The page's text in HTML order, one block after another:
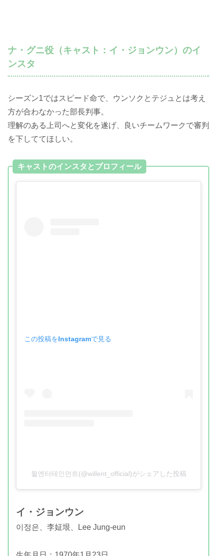
ナ・グニ役（キャスト：イ・ジョンウン）のイ
ンスタ
シーズン1ではスピード命で、ウンソクとテジュとは考え
方が合わなかった部長判事。
理解のある上司へと変化を遂げ、良いチームワークで審判
を下しててほしい。
キャストのインスタとプロフィール
この投稿をInstagramで見る
윌엔터테인먼트(@willent_official)がシェアした投稿
イ・ジョンウン
이정은、李姃垠、Lee Jung-eun